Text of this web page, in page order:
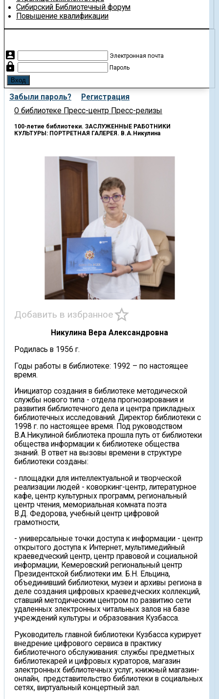
Сибирский Библиотечный форум
Повышение квалификации
account_box Электронная почта
lock Пароль
Забыли пароль?
Регистрация
О библиотеке Пресс-центр Пресс-релизы
100-летие библиотеки. ЗАСЛУЖЕННЫЕ РАБОТНИКИ
КУЛЬТУРЫ: ПОРТРЕТНАЯ ГАЛЕРЕЯ. В.А.Никулина
Добавить в избранноеstar_border
Никулина Вера Александровна
Родилась в 1956 г.
Годы работы в библиотеке: 1992 – по настоящее
время.
Инициатор создания в библиотеке методической
службы нового типа - отдела прогнозирования и
развития библиотечного дела и центра прикладных
библиотечных исследований. Директор библиотеки с
1998 г. по настоящее время. Под руководством
В.А.Никулиной библиотека прошла путь от библиотеки
общества информации к библиотеке общества
знаний. В ответ на вызовы времени в структуре
библиотеки созданы:
- площадки для интеллектуальной и творческой
реализации людей - коворкинг-центр, литературное
кафе, центр культурных программ, региональный
центр чтения, мемориальная комната поэта
В.Д. Федорова, учебный центр цифровой
грамотности,
- универсальные точки доступа к информации - центр
открытого доступа к Интернет, мультимедийный
краеведческий центр, центр правовой и социальной
информации, Кемеровский региональный центр
Президентской библиотеки им. Б.Н. Ельцина,
объединивший библиотеки, музеи и архивы региона в
деле создания цифровых краеведческих коллекций,
ставший методическим центром по развитию сети
удаленных электронных читальных залов на базе
учреждений культуры и образования Кузбасса.
Руководитель главной библиотеки Кузбасса курирует
внедрение цифрового сервиса в практику
библиотечного обслуживания: службы предметных
библиотекарей и цифровых кураторов, магазин
электронных библиотечных услуг, книжный магазин-
онлайн, представительство библиотеки в социальных
сетях, виртуальный концертный зал.